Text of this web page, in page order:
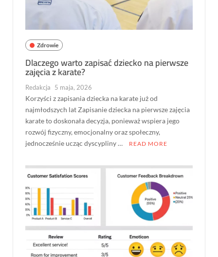
Zdrowie
Dlaczego warto zapisać dziecko na pierwsze
zajęcia z karate?
Redakcja 5 maja, 2026
Korzyści z zapisania dziecka na karate już od
najmłodszych lat Zapisanie dziecka na pierwsze zajęcia
karate to doskonała decyzja, ponieważ wspiera jego
rozwój fizyczny, emocjonalny oraz społeczny,
jednocześnie ucząc dyscypliny …
READ MORE